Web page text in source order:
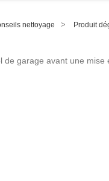
nettoyage > Produit